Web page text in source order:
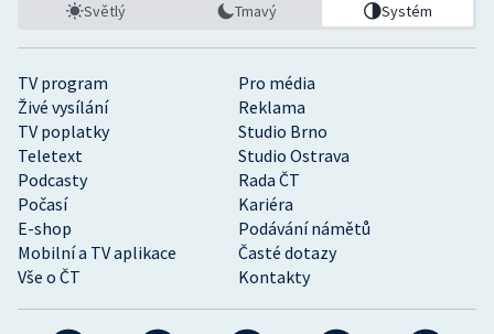
TV program
Pro média
Živé vysílání
Reklama
TV poplatky
Studio Brno
Teletext
Studio Ostrava
Podcasty
Rada ČT
Počasí
Kariéra
E-shop
Podávání námětů
Mobilní a TV aplikace
Časté dotazy
Vše o ČT
Kontakty
Světlý Tmavý Systém